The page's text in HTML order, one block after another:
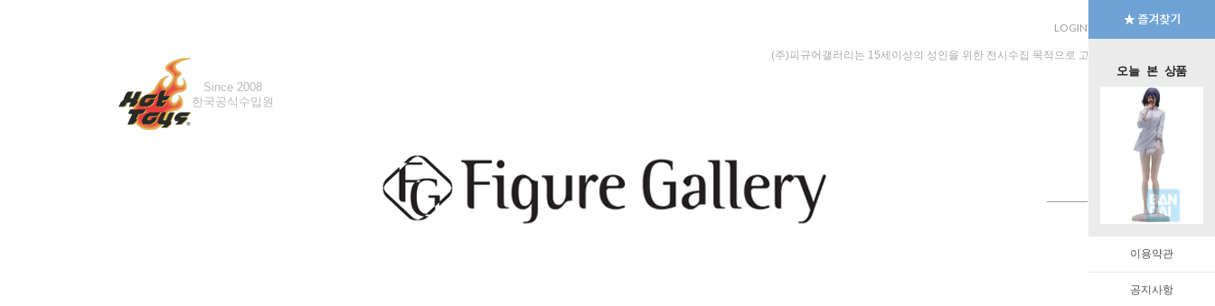
오늘 본 상품
이용약관
공지사항
LOGIN JOIN MYPAGE
Since 2008
한국공식수입원
Since 2016
한국공식수입원
(주)피규어갤러리는 15세이상의 성인을 위한 전시수집 목적으로 고안된 수입판매 전문 법인